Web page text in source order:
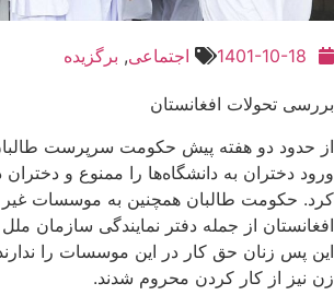
1401-10-18 اجتماعی, برگزیده
بررسی تحولات افغانستان
از حدود دو هفته پیش حکومت سرپرست طالبان
ورود دختران به دانشگاه‌ها را ممنوع و
کرد. حکومت طالبان همچنین به موسسات غیر
افغانستان از جمله دفتر نمایندگی سازمان ملل
این پس زنان حق کار در این موسسات را
زن نیز از کار کردن محروم شدند.